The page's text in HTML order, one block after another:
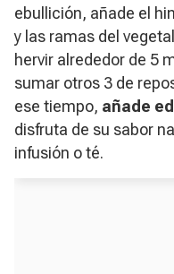
ebullición, añade el
y las ramas del
hervir alrededor de 5
sumar otros 3 de
ese tiempo, añade
disfruta de su sabor
infusión o té.